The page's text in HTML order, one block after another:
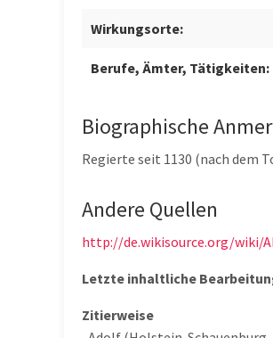
Wirkungsorte:
Berufe, Ämter, Tätigkeiten:
Biographische
Regierte seit 1130 (nach dem
Andere Quellen
http://de.wikisource.org/wiki/
Letzte inhaltliche
Zitierweise